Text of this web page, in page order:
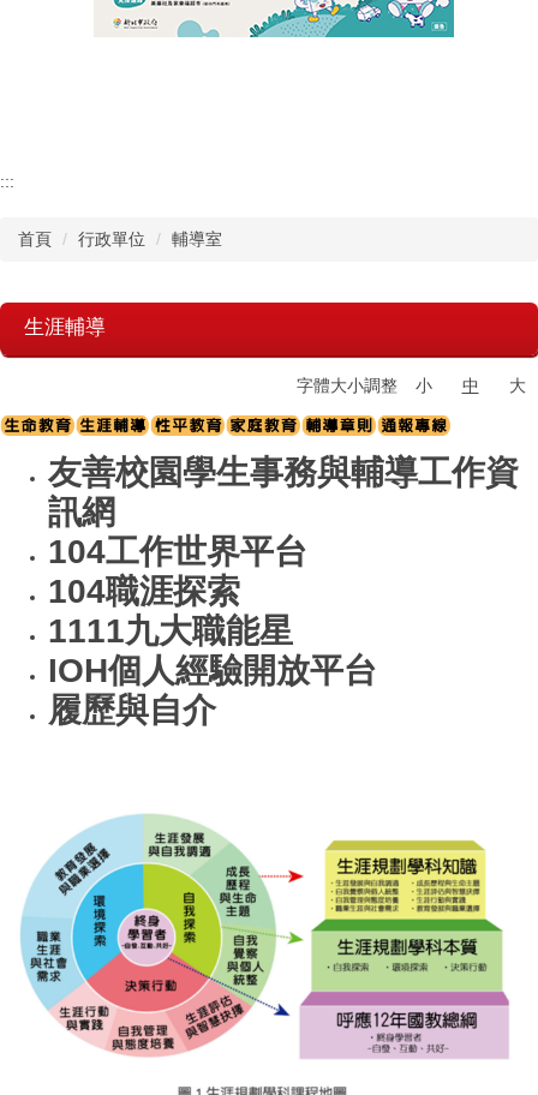
其他單位
學校章則
請購系統
檔案下載
:::
首頁 行政單位 輔導室
生涯輔導
字體大小調整 小 中 大
友善校園學生事務與輔導工作資
訊網
104工作世界平台
104職涯探索
1111九大職能星
IOH個人經驗開放平台
履歷與自介